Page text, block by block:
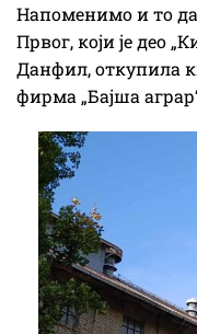
Напоменимо и то
Првог, који је део
Данфил, откупила
фирма „Бајша